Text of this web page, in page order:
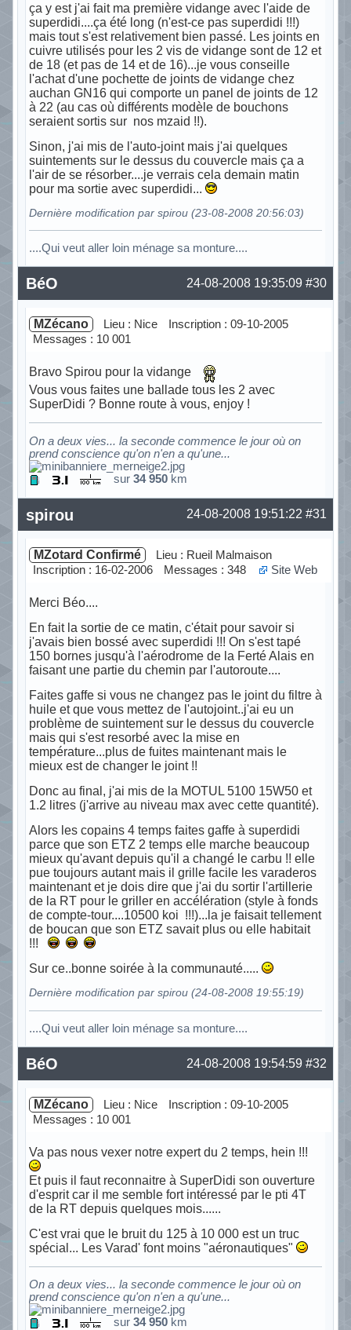
ça y est j'ai fait ma première vidange avec l'aide de
superdidi....ça été long (n'est-ce pas superdidi !!!)
mais tout s'est relativement bien passé. Les joints en
cuivre utilisés pour les 2 vis de vidange sont de 12 et
de 18 (et pas de 14 et de 16)...je vous conseille
l'achat d'une pochette de joints de vidange chez
auchan GN16 qui comporte un panel de joints de 12
à 22 (au cas où différents modèle de bouchons
seraient sortis sur nos mzaid !!).
Sinon, j'ai mis de l'auto-joint mais j'ai quelques
suintements sur le dessus du couvercle mais ça a
l'air de se résorber....je verrais cela demain matin
pour ma sortie avec superdidi...
Dernière modification par spirou (23-08-2008 20:56:03)
....Qui veut aller loin ménage sa monture....
Hors ligne #30
24-08-2008 19:35:09
BéO
MZécano Lieu : Nice
Inscription : 09-10-2005
Messages : 10 001
Bravo Spirou pour la vidange
Vous vous faites une ballade tous les 2 avec
SuperDidi ? Bonne route à vous, enjoy !
On a deux vies... la seconde commence le jour où on
prend conscience qu'on n'en a qu'une...
sur 34 950 km
Hors ligne #31
24-08-2008 19:51:22
spirou
MZotard Confirmé
Lieu : Rueil Malmaison
Inscription : 16-02-2006
Messages : 348 Site Web
Merci Béo....
En fait la sortie de ce matin, c'était pour savoir si
j'avais bien bossé avec superdidi !!! On s'est tapé
150 bornes jusqu'à l'aérodrome de la Ferté Alais en
faisant une partie du chemin par l'autoroute....
Faites gaffe si vous ne changez pas le joint du filtre à
huile et que vous mettez de l'autojoint..j'ai eu un
problème de suintement sur le dessus du couvercle
mais qui s'est resorbé avec la mise en
température...plus de fuites maintenant mais le
mieux est de changer le joint !!
Donc au final, j'ai mis de la MOTUL 5100 15W50 et
1.2 litres (j'arrive au niveau max avec cette quantité).
Alors les copains 4 temps faites gaffe à superdidi
parce que son ETZ 2 temps elle marche beaucoup
mieux qu'avant depuis qu'il a changé le carbu !! elle
pue toujours autant mais il grille facile les varaderos
maintenant et je dois dire que j'ai du sortir l'artillerie
de la RT pour le griller en accélération (style à fonds
de compte-tour....10500 koi !!!)...la je faisait tellement
de boucan que son ETZ savait plus ou elle habitait
!!!
Sur ce..bonne soirée à la communauté.....
Dernière modification par spirou (24-08-2008 19:55:19)
....Qui veut aller loin ménage sa monture....
Hors ligne #32
24-08-2008 19:54:59
BéO
MZécano Lieu : Nice
Inscription : 09-10-2005
Messages : 10 001
Va pas nous vexer notre expert du 2 temps, hein !!!
Et puis il faut reconnaitre à SuperDidi son ouverture
d'esprit car il me semble fort intéressé par le pti 4T
de la RT depuis quelques mois......
C'est vrai que le bruit du 125 à 10 000 est un truc
spécial... Les Varad' font moins "aéronautiques"
On a deux vies... la seconde commence le jour où on
prend conscience qu'on n'en a qu'une...
sur 34 950 km